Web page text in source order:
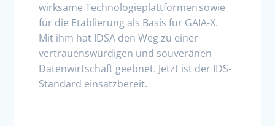
wirksame Technologieplattformen sowie
für die Etablierung als Basis für GAIA-X.
Mit ihm hat IDSA den Weg zu einer
vertrauenswürdigen und souveränen
Datenwirtschaft geebnet. Jetzt ist der IDS-
Standard einsatzbereit.